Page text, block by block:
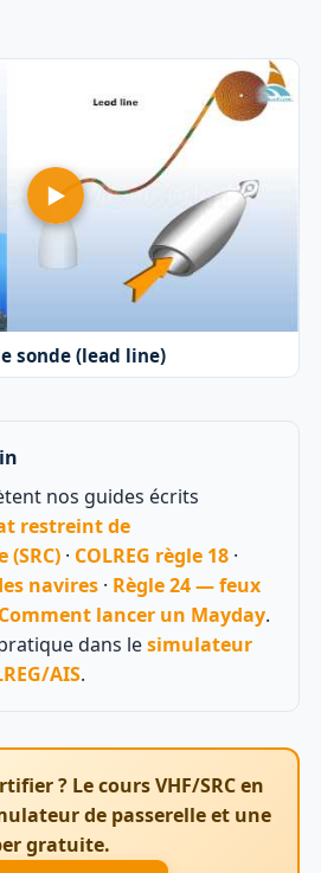
sonde (lead line)
nos guides écrits
restreint de
· COLREG règle 18 ·
navires · Règle 24 — feux
Comment lancer un Mayday.
dans lesimulateur
AIS.
? Le cours VHF/SRC en
de passerelle et une
gratuite.